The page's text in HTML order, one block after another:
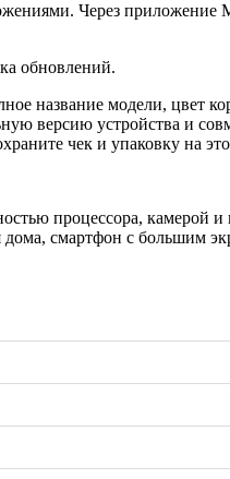
Через приложение
обновлений.
название модели, цвет
версию устройства и
чек и упаковку на
процессора, камерой
смартфон с большим